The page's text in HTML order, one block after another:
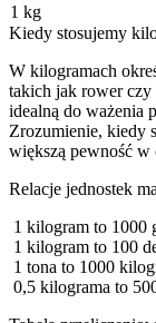
1 kg
Kiedy stosujemy
W kilogramach
takich jak rower czy
idealną do ważenia
Zrozumienie, kiedy
większą pewność w
Relacje jednostek
1 kilogram to 1000
1 kilogram to 100
1 tona to 1000
0,5 kilograma to